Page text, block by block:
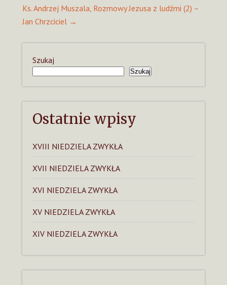
Ks. Andrzej Muszala, Rozmowy Jezusa z ludźmi (2) –
Jan Chrzciciel →
Szukaj
Szukaj
Ostatnie wpisy
XVIII NIEDZIELA ZWYKŁA
XVII NIEDZIELA ZWYKŁA
XVI NIEDZIELA ZWYKŁA
XV NIEDZIELA ZWYKŁA
XIV NIEDZIELA ZWYKŁA